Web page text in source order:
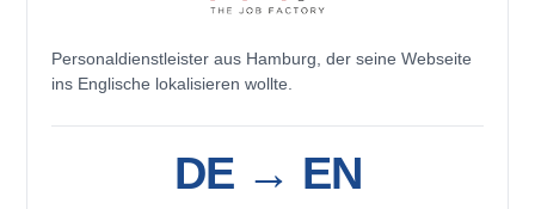
Personaldienstleister aus Hamburg, der seine Webseite
ins Englische lokalisieren wollte.
DE → EN